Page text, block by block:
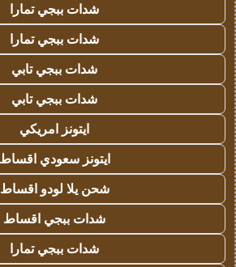
شدات ببجي تمارا
شدات ببجي تمارا
شدات ببجي تابي
شدات ببجي تابي
ايتونز امريكي
ايتونز سعودي اقساط
شحن يلا لودو اقساط
شدات ببجي اقساط
شدات ببجي تمارا